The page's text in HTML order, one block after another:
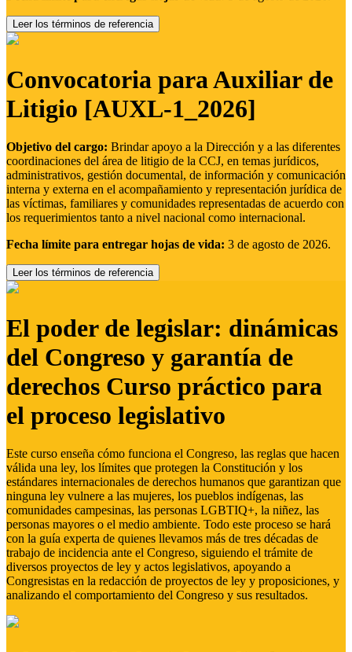
Leer los términos de referencia
Convocatoria para Auxiliar de
Litigio [AUXL-1_2026]
Objetivo del cargo: Brindar apoyo a la Dirección y a las diferentes
coordinaciones del área de litigio de la CCJ, en temas jurídicos,
administrativos, gestión documental, de información y comunicación
interna y externa en el acompañamiento y representación jurídica de
las víctimas, familiares y comunidades representadas de acuerdo con
los requerimientos tanto a nivel nacional como internacional.
Fecha límite para entregar hojas de vida: 3 de agosto de 2026.
Leer los términos de referencia
El poder de legislar: dinámicas
del Congreso y garantía de
derechos Curso práctico para
el proceso legislativo
Este curso enseña cómo funciona el Congreso, las reglas que hacen
válida una ley, los límites que protegen la Constitución y los
estándares internacionales de derechos humanos que garantizan que
ninguna ley vulnere a las mujeres, los pueblos indígenas, las
comunidades campesinas, las personas LGBTIQ+, la niñez, las
personas mayores o el medio ambiente. Todo este proceso se hará
con la guía experta de quienes llevamos más de tres décadas de
trabajo de incidencia ante el Congreso, siguiendo el trámite de
diversos proyectos de ley y actos legislativos, apoyando a
Congresistas en la redacción de proyectos de ley y proposiciones, y
analizando el comportamiento del Congreso y sus resultados.